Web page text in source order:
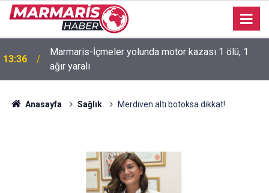
11:41 Marmaris’te çadır kullanıcıları yasak dinlemiyor
Anasayfa Sağlık Merdiven altı botoksa dikkat!